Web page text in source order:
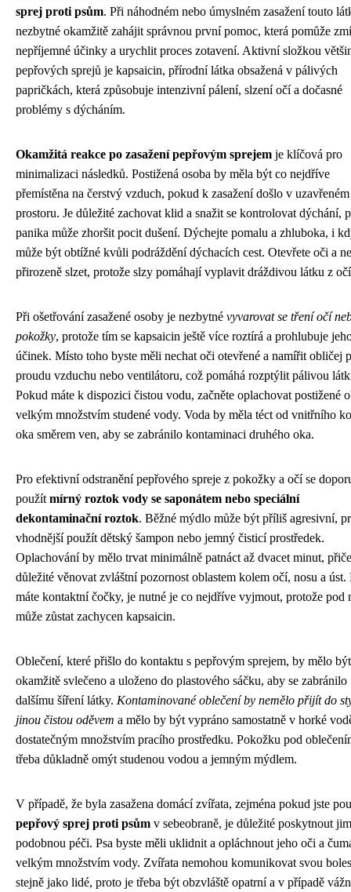
sprej proti psům. Při náhodném nebo úmyslném zasažení touto
nezbytné okamžitě zahájit správnou první pomoc, která pomůže
nepříjemné účinky a urychlit proces zotavení. Aktivní složkou
pepřových sprejů je kapsaicin, přírodní látka obsažená v pálivých
papričkách, která způsobuje intenzivní pálení, slzení očí a dočasné
problémy s dýcháním.
Okamžitá reakce po zasažení pepřovým sprejem je klíčová pro
minimalizaci následků. Postižená osoba by měla být co nejdříve
přemístěna na čerstvý vzduch, pokud k zasažení došlo v uzavřeném
prostoru. Je důležité zachovat klid a snažit se kontrolovat dýchání,
panika může zhoršit pocit dušení. Dýchejte pomalu a zhluboka, i
může být obtížné kvůli podráždění dýchacích cest. Otevřete oči a
přirozeně slzet, protože slzy pomáhají vyplavit dráždivou látku z
Při ošetřování zasažené osoby je nezbytné vyvarovat se tření očí
pokožky, protože tím se kapsaicin ještě více roztírá a prohlubuje
účinek. Místo toho byste měli nechat oči otevřené a namířit obličej
proudu vzduchu nebo ventilátoru, což pomáhá rozptýlit pálivou
Pokud máte k dispozici čistou vodu, začněte oplachovat postižené
velkým množstvím studené vody. Voda by měla téct od vnitřního
oka směrem ven, aby se zabránilo kontaminaci druhého oka.
Pro efektivní odstranění pepřového spreje z pokožky a očí se
použít mírný roztok vody se saponátem nebo speciální
dekontaminační roztok. Běžné mýdlo může být příliš agresivní,
vhodnější použít dětský šampon nebo jemný čisticí prostředek.
Oplachování by mělo trvat minimálně patnáct až dvacet minut,
důležité věnovat zvláštní pozornost oblastem kolem očí, nosu a úst.
máte kontaktní čočky, je nutné je co nejdříve vyjmout, protože pod
může zůstat zachycen kapsaicin.
Oblečení, které přišlo do kontaktu s pepřovým sprejem, by mělo být
okamžitě svlečeno a uloženo do plastového sáčku, aby se zabránilo
dalšímu šíření látky. Kontaminované oblečení by nemělo přijít do
jinou čistou oděvem a mělo by být vypráno samostatně v horké
dostatečným množstvím pracího prostředku. Pokožku pod
třeba důkladně omýt studenou vodou a jemným mýdlem.
V případě, že byla zasažena domácí zvířata, zejména pokud jste
pepřový sprej proti psům v sebeobraně, je důležité poskytnout jim
podobnou péči. Psa byste měli uklidnit a opláchnout jeho oči a
velkým množstvím vody. Zvířata nemohou komunikovat svou
stejně jako lidé, proto je třeba být obzvláště opatrní a v případě